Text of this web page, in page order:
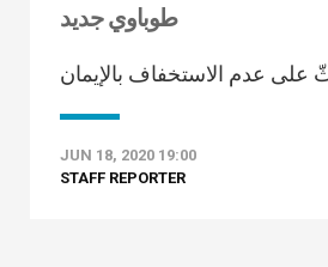
طوباوي جديد
على عدم الاستخفاف بالإيمان
JUN 18, 2020 19:00
STAFF REPORTER